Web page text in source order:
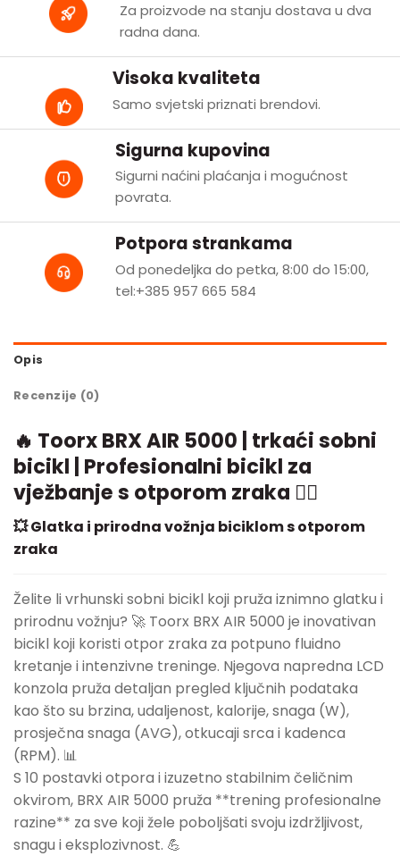
Za proizvode na stanju dostava u dva
radna dana.
Visoka kvaliteta
Samo svjetski priznati brendovi.
Sigurna kupovina
Sigurni naćini plaćanja i mogućnost
povrata.
Potpora strankama
Od ponedeljka do petka, 8:00 do 15:00,
tel:+385 957 665 584
Opis
Recenzije (0)
🔥 Toorx BRX AIR 5000 | trkaći sobni
bicikl | Profesionalni bicikl za
vježbanje s otporom zraka 🚴‍♂️
💥 Glatka i prirodna vožnja biciklom s otporom
zraka
Želite li vrhunski sobni bicikl koji pruža iznimno glatku i
prirodnu vožnju? 🚀 Toorx BRX AIR 5000 je inovativan
bicikl koji koristi otpor zraka za potpuno fluidno
kretanje i intenzivne treninge. Njegova napredna LCD
konzola pruža detaljan pregled ključnih podataka
kao što su brzina, udaljenost, kalorije, snaga (W),
prosječna snaga (AVG), otkucaji srca i kadenca
(RPM). 📊
S 10 postavki otpora i izuzetno stabilnim čeličnim
okvirom, BRX AIR 5000 pruža **trening profesionalne
razine** za sve koji žele poboljšati svoju izdržljivost,
snagu i eksplozivnost. 💪